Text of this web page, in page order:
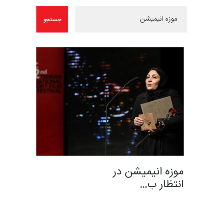
موزه انیمیشن در
انتظار ب…